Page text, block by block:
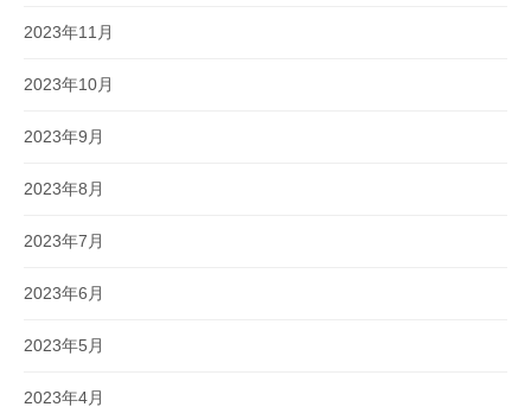
2023年11月
2023年10月
2023年9月
2023年8月
2023年7月
2023年6月
2023年5月
2023年4月